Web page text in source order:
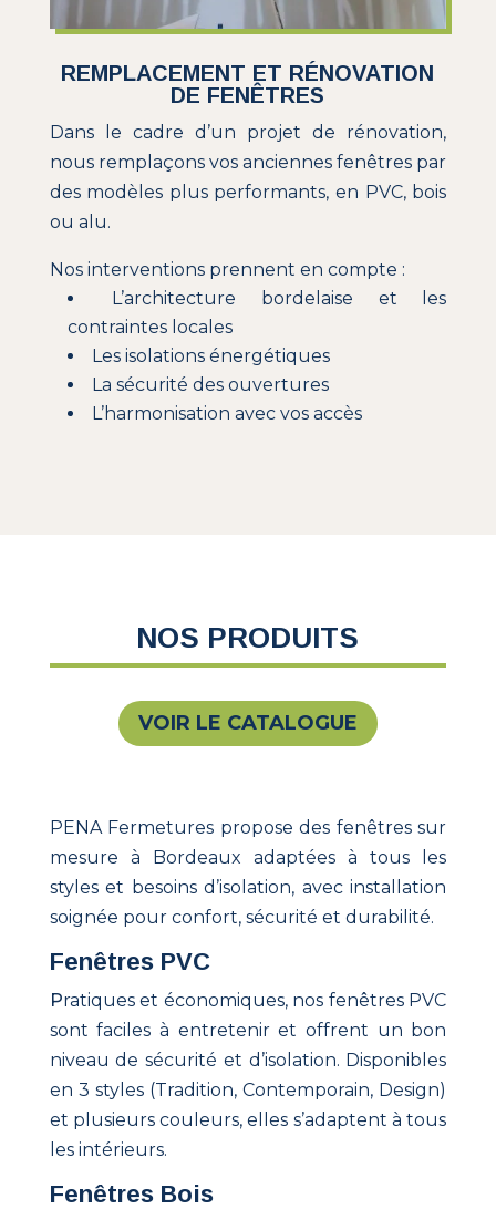
REMPLACEMENT ET RÉNOVATION
DE FENÊTRES
Dans le cadre d’un projet de rénovation,
nous remplaçons vos anciennes fenêtres par
des modèles plus performants, en PVC, bois
ou alu.
Nos interventions prennent en compte :
L’architecture bordelaise et les
contraintes locales
Les isolations énergétiques
La sécurité des ouvertures
L’harmonisation avec vos accès
NOS PRODUITS
VOIR LE CATALOGUE
PENA Fermetures propose des fenêtres sur
mesure à Bordeaux adaptées à tous les
styles et besoins d’isolation, avec installation
soignée pour confort, sécurité et durabilité.
Fenêtres PVC
Pratiques et économiques, nos fenêtres PVC
sont faciles à entretenir et offrent un bon
niveau de sécurité et d’isolation. Disponibles
en 3 styles (Tradition, Contemporain, Design)
et plusieurs couleurs, elles s’adaptent à tous
les intérieurs.
Fenêtres Bois